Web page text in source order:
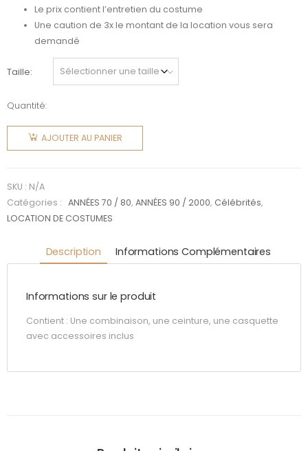
Le prix contient l’entretien du costume
Une caution de 3x le montant de la location vous sera
demandé
Taille
Quantité:
quantité
de Stars :
Elton
baseball
Homme
AJOUTER AU PANIER
SKU : N/A
Catégories :
ANNÉES 70 / 80,ANNÉES 90 / 2000, Célébrités,
LOCATION DE COSTUMES
Description Informations Complémentaires
Informations sur le produit
Contient : Une combinaison, une ceinture, une casquette
avec accessoires inclus